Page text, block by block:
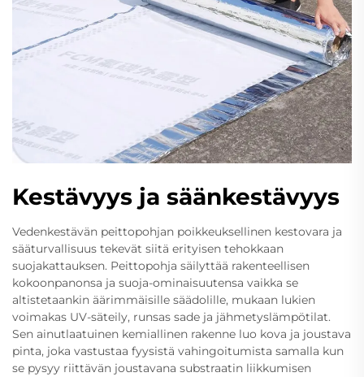
Kestävyys ja säänkestävyys
Vedenkestävän peittopohjan poikkeuksellinen kestovara ja
sääturvallisuus tekevät siitä erityisen tehokkaan
suojakattauksen. Peittopohja säilyttää rakenteellisen
kokoonpanonsa ja suoja-ominaisuutensa vaikka se
altistetaankin äärimmäisille säädolille, mukaan lukien
voimakas UV-säteily, runsas sade ja jähmetyslämpötilat.
Sen ainutlaatuinen kemiallinen rakenne luo kova ja joustava
pinta, joka vastustaa fyysistä vahingoitumista samalla kun
se pysyy riittävän joustavana substraatin liikkumisen